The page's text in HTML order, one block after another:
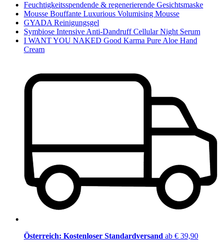
Feuchtigkeitsspendende & regenerierende Gesichtsmaske
Mousse Bouffante Luxurious Volumising Mousse
GYADA Reinigungsgel
Symbiose Intensive Anti-Dandruff Cellular Night Serum
I WANT YOU NAKED Good Karma Pure Aloe Hand
Cream
Österreich: Kostenloser Standardversand ab € 39,90